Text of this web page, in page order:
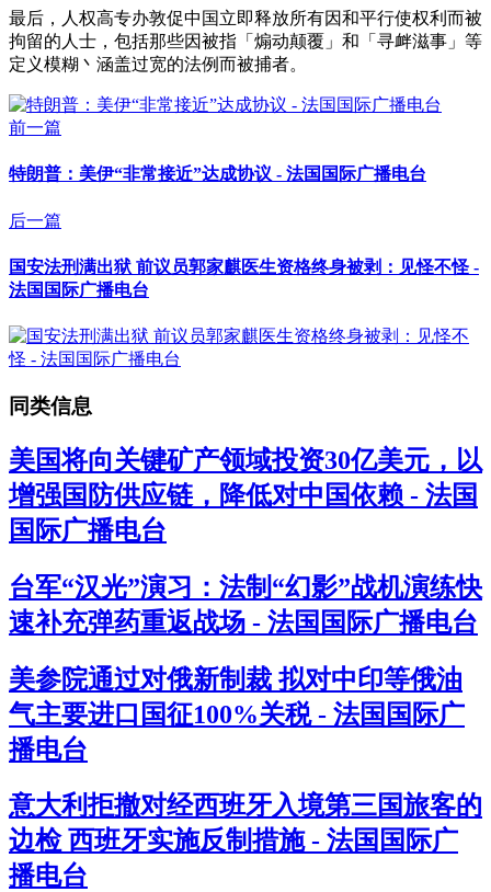
最后，人权高专办敦促中国立即释放所有因和平行使权利而被
拘留的人士，包括那些因被指「煽动颠覆」和「寻衅滋事」等
定义模糊丶涵盖过宽的法例而被捕者。
前一篇
特朗普：美伊“非常接近”达成协议 - 法国国际广播电台
后一篇
国安法刑满出狱 前议员郭家麒医生资格终身被剥：见怪不怪 -
法国国际广播电台
同类信息
美国将向关键矿产领域投资30亿美元，以
增强国防供应链，降低对中国依赖 - 法国
国际广播电台
台军“汉光”演习：法制“幻影”战机演练快
速补充弹药重返战场 - 法国国际广播电台
美参院通过对俄新制裁 拟对中印等俄油
气主要进口国征100%关税 - 法国国际广
播电台
意大利拒撤对经西班牙入境第三国旅客的
边检 西班牙实施反制措施 - 法国国际广
播电台